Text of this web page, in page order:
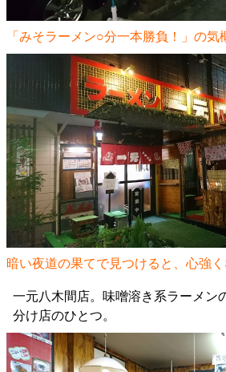
「みそラーメン○分一本勝負！」の
暗い夜道の果てで見つけると、心強く
一元八木間店。味噌溶き系ラーメン
分け店のひとつ。